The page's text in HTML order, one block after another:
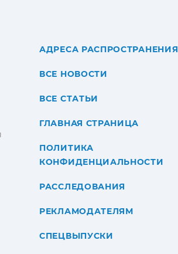
АДРЕСА РАСПРОСТРАНЕНИЯ
ВСЕ НОВОСТИ
ВСЕ СТАТЬИ
ГЛАВНАЯ СТРАНИЦА
ПОЛИТИКА
КОНФИДЕНЦИАЛЬНОСТИ
РАССЛЕДОВАНИЯ
РЕКЛАМОДАТЕЛЯМ
СПЕЦВЫПУСКИ